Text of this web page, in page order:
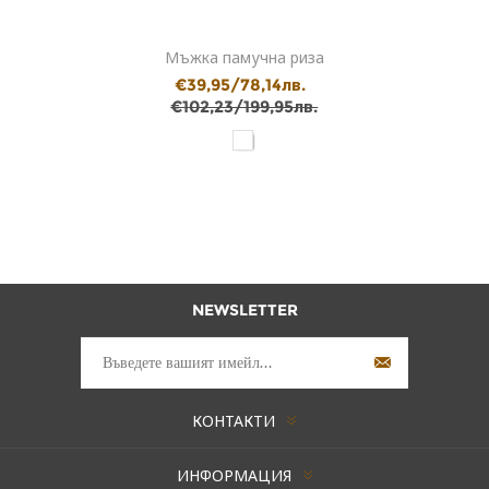
Мъжка памучна риза
€39,95/78,14лв.
€102,23/199,95лв.
NEWSLETTER
КОНТАКТИ
ИНФОРМАЦИЯ